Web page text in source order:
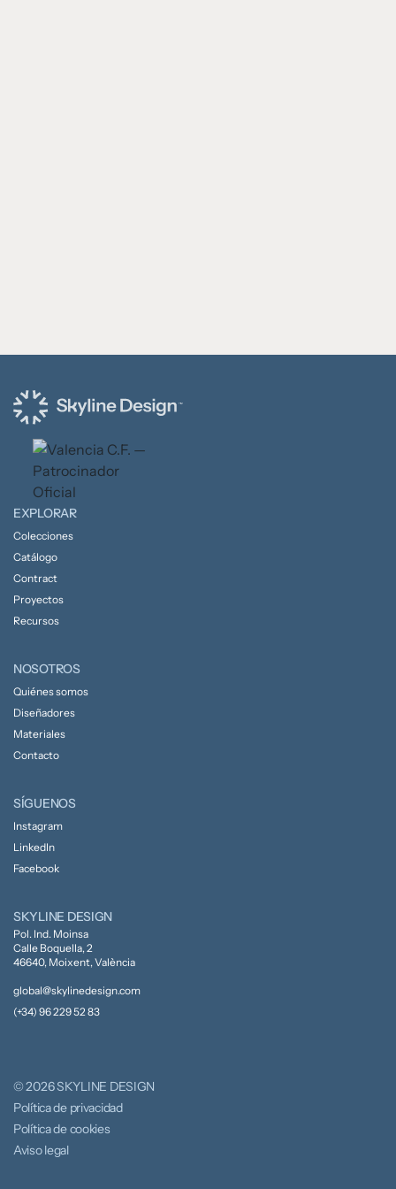
EXPLORAR
Colecciones
Catálogo
Contract
Proyectos
Recursos
NOSOTROS
Quiénes somos
Diseñadores
Materiales
Contacto
SÍGUENOS
Instagram
LinkedIn
Facebook
SKYLINE DESIGN
Pol. Ind. Moinsa
Calle Boquella, 2
46640, Moixent, València
global@skylinedesign.com
(+34) 96 229 52 83
© 2026 SKYLINE DESIGN
Política de privacidad
Política de cookies
Aviso legal